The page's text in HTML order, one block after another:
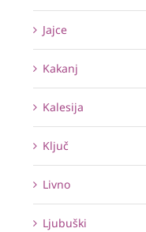
Jajce
Kakanj
Kalesija
Ključ
Livno
Ljubuški